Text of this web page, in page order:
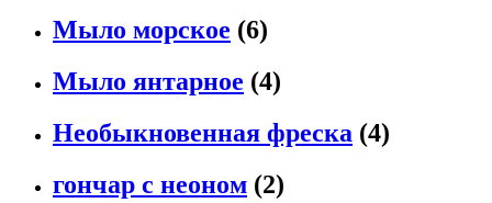
Мыло морское (6)
Мыло янтарное (4)
Необыкновенная фреска (4)
гончар с неоном (2)